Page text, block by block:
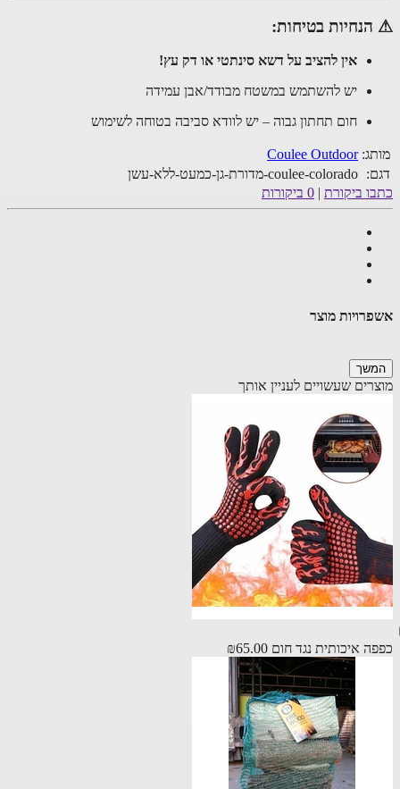
הנחיות בטיחות:
אין להציב על דשא סינתטי או דק עץ!
יש להשתמש במשטח מבודד/אבן עמידה
חום תחתון גבוה – יש לוודא סביבה בטוחה לשימוש
Coulee Outdoor
coulee-colorado-מדורת-גן-כמעט-ללא-עשן
ביקורת|0 ביקורות
מוצר
שעשויים לעניין אותך
איכותית נגד חום ₪65.00